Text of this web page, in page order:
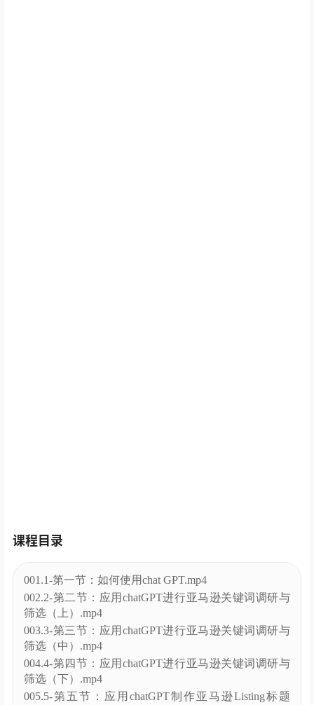
课程目录
001.1-第一节：如何使用chat GPT.mp4
002.2-第二节：应用chatGPT进行亚马逊关键词调研与
筛选（上）.mp4
003.3-第三节：应用chatGPT进行亚马逊关键词调研与
筛选（中）.mp4
004.4-第四节：应用chatGPT进行亚马逊关键词调研与
筛选（下）.mp4
005.5-第五节：应用chatGPT制作亚马逊Listing标题